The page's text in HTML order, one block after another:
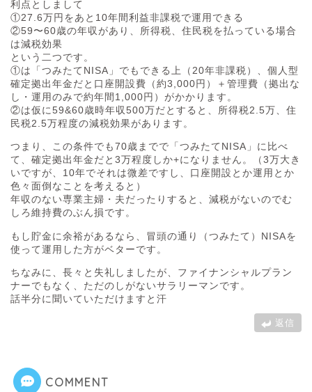
利点としまして
①27.6万円をあと10年間利益非課税で運用できる
②59〜60歳の年収があり、所得税、住民税を払っている場合
は減税効果
という二つです。
①は「つみたてNISA」でもできる上（20年非課税）、個人型
確定拠出年金だと口座開設費（約3,000円）＋管理費（拠出な
し・運用のみで約年間1,000円）がかかります。
②は仮に59&60歳時年収500万だとすると、所得税2.5万、住
民税2.5万程度の減税効果があります。
つまり、この条件でも70歳までで「つみたてNISA」に比べ
て、確定拠出年金だと3万程度しか+になりません。（3万大き
いですが、10年でそれは微差ですし、口座開設とか運用とか
色々面倒なことを考えると）
年収のない専業主婦・夫だったりすると、減税がないのでむ
しろ維持費のぶん損です。
もし貯金に余裕があるなら、冒頭の通り（つみたて）NISAを
使って運用した方がベターです。
ちなみに、長々と失礼しましたが、ファイナンシャルプラン
ナーでもなく、ただのしがないサラリーマンです。
話半分に聞いていただけますと汗
返信
COMMENT